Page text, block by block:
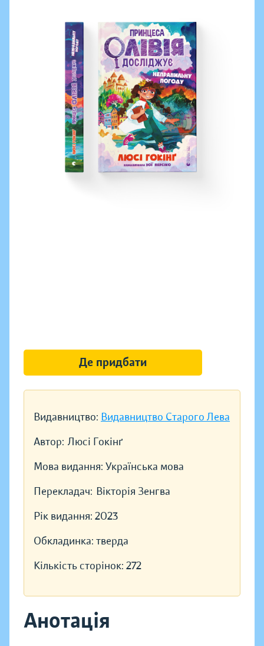
Видавництво: Видавництво Старого Лева
Автор: Люсі Гокінґ
Мова видання: Українська мова
Перекладач: Вікторія Зенгва
Рік видання: 2023
Обкладинка: тверда
Кількість сторінок: 272
Анотація
Де придбати